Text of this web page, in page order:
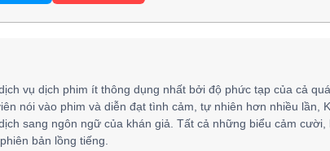
vụ dịch phim ít thông dụng nhất bởi độ phức tạp của cả
nói vào phim và diễn đạt tình cảm, tự nhiên hơn nhiều lần,
sang ngôn ngữ của khán giả. Tất cả những biểu cảm
bản lồng tiếng.